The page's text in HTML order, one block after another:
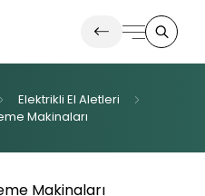
Elektrikli El Aletleri
Makinaları
Makinaları